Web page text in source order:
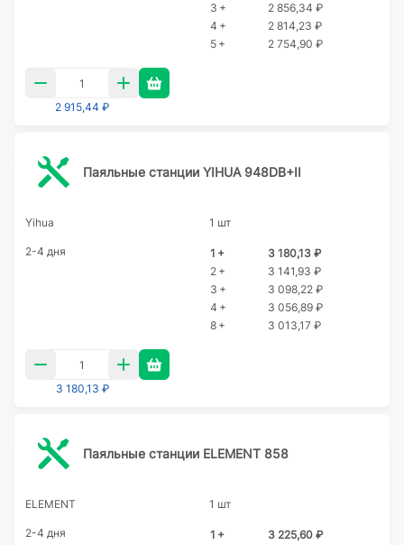
3 +
2 856,34 ₽
4 +
2 814,23 ₽
5 +
2 754,90 ₽
2 915,44 ₽
Паяльные станции YIHUA 948DB+II
Yihua 1 шт
2-4 дня 1 +
3 180,13 ₽
2 +
3 141,93 ₽
3 +
3 098,22 ₽
4 +
3 056,89 ₽
8 +
3 013,17 ₽
3 180,13 ₽
Паяльные станции ELEMENT 858
ELEMENT 1 шт
2-4 дня 1 +
3 225,60 ₽